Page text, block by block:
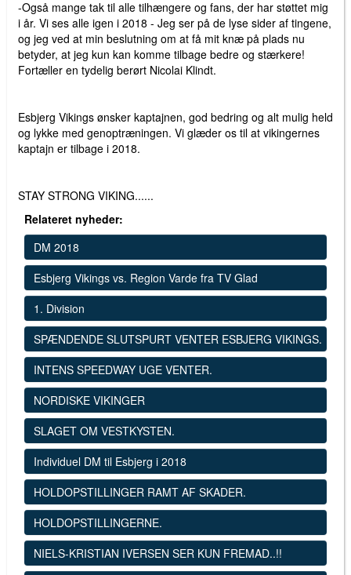
-Også mange tak til alle tilhængere og fans, der har støttet mig
i år. Vi ses alle igen i 2018 - Jeg ser på de lyse sider af tingene,
og jeg ved at min beslutning om at få mit knæ på plads nu
betyder, at jeg kun kan komme tilbage bedre og stærkere!
Fortæller en tydelig berørt Nicolai Klindt.
Esbjerg Vikings ønsker kaptajnen, god bedring og alt mulig held
og lykke med genoptræningen. Vi glæder os til at vikingernes
kaptajn er tilbage i 2018.
STAY STRONG VIKING......
Relateret nyheder:
DM 2018
Esbjerg Vikings vs. Region Varde fra TV Glad
1. Division
SPÆNDENDE SLUTSPURT VENTER ESBJERG VIKINGS.
INTENS SPEEDWAY UGE VENTER.
NORDISKE VIKINGER
SLAGET OM VESTKYSTEN.
Individuel DM til Esbjerg i 2018
HOLDOPSTILLINGER RAMT AF SKADER.
HOLDOPSTILLINGERNE.
NIELS-KRISTIAN IVERSEN SER KUN FREMAD..!!